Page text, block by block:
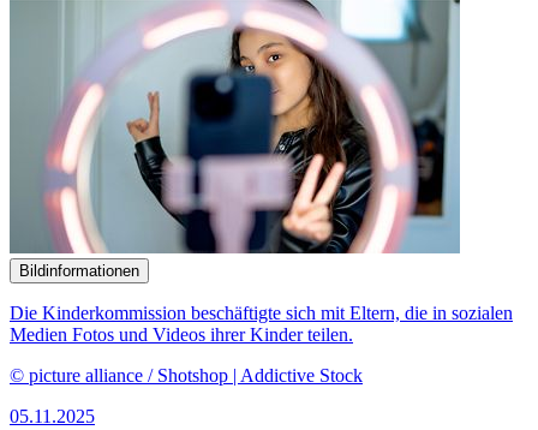
Bildinformationen
Die Kinderkommission beschäftigte sich mit Eltern, die in sozialen
Medien Fotos und Videos ihrer Kinder teilen.
© picture alliance / Shotshop | Addictive Stock
05.11.2025